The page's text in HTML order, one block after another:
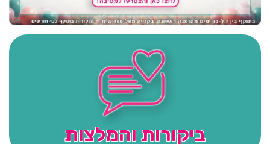
ביקורות והמלצות